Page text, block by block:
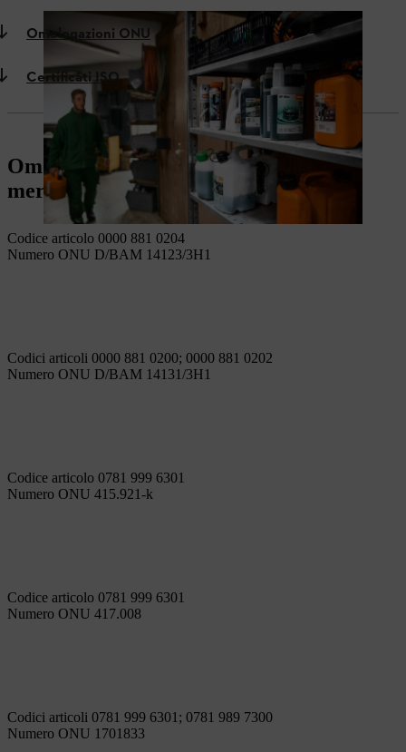
Omologazioni ONU
Certificati ISO
Omologazioni ONI per il trasporto di
merci pericolose per taniche STIHL
Codice articolo 0000 881 0204
Numero ONU D/BAM 14123/3H1
Codici articoli 0000 881 0200; 0000 881 0202
Numero ONU D/BAM 14131/3H1
Codice articolo 0781 999 6301
Numero ONU 415.921-k
Codice articolo 0781 999 6301
Numero ONU 417.008
Codici articoli 0781 999 6301; 0781 989 7300
Numero ONU 1701833